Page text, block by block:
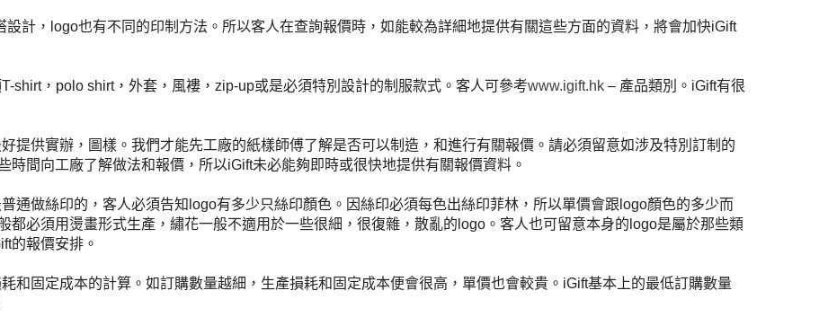
設計， logo也有不同的印制方法。所以客人在查詢報價時，如能較為詳細地提供有關這些方面的資料，將會加快iGift
T-shirt， polo shirt，外套，風褸， zip-up或是必須特別設計的制服款式。客人可參考www.igift.hk – 產品類別。 iGift有很
提供實辦，圖樣。我們才能先工廠的紙樣師傅了解是否可以制造，和進行有關報價。請必須留意如涉及特別訂制的
時間向工廠了解做法和報價，所以iGift未必能夠即時或很快地提供有關報價資料。
通做絲印的，客人必須告知 logo有多少只絲印顏色。因絲印必須每色出絲印菲林，所以單價會跟 logo顏色的多少而
都必須用燙畫形式生產，繡花一般不適用於一些很細，很復雜，散亂的 logo 。客人也可留意本身的 logo是屬於那些類
的報價安排。
和固定成本的計算。如訂購數量越細，生產損耗和固定成本便會很高，單價也會較貴。 iGift基本上的最低訂購數量